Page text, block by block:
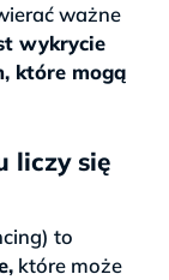
ważne
wykrycie
które mogą
liczy się
to
które może